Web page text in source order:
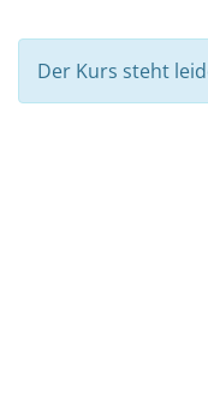
Der Kurs steht